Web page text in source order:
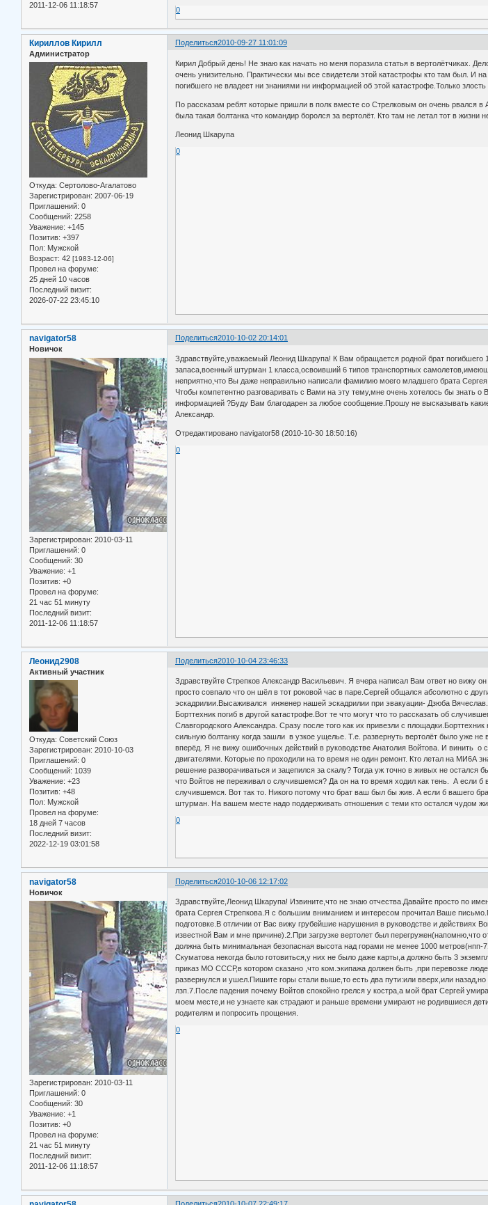
2011-12-06 11:18:57
0
Поделиться2010-09-27 11:01:09
Кириллов Кирилл
Администратор
Откуда: Сертолово-Агалатово
Зарегистрирован: 2007-06-19
Приглашений: 0
Сообщений: 2258
Уважение: +145
Позитив: +397
Пол: Мужской
Возраст: 42 [1983-12-06]
Провел на форуме:
25 дней 10 часов
Последний визит:
2026-07-22 23:45:10
Кирил Добрый день! Не знаю как начать но меня поразила статья в вертолётчиках.
очень унизительно. Практически мы все свидетели этой катастрофы кто там был. И
погибшего не владеет ни знаниями ни информацией об этой катастрофе.Только
По рассказам ребят которые пришли в полк вместе со Стрелковым он очень рвался
была такая болтанка что командир боролся за вертолёт. Кто там не летал тот в жизни
Леонид Шкарупа
0
Поделиться2010-10-02 20:14:01
navigator58
Новичок
Зарегистрирован: 2010-03-11
Приглашений: 0
Сообщений: 30
Уважение: +1
Позитив: +0
Провел на форуме:
21 час 51 минуту
Последний визит:
2011-12-06 11:18:57
Здравствуйте,уважаемый Леонид Шкарупа! К Вам обращается родной брат
запаса,военный штурман 1 класса,освоивший 6 типов транспортных
неприятно,что Вы даже неправильно написали фамилию моего младшего брата Сергея.
Чтобы компетентно разговаривать с Вами на эту тему,мне очень хотелось бы
информацией ?Буду Вам благодарен за любое сообщение.Прошу не высказывать
Александр.
Отредактировано navigator58 (2010-10-30 18:50:16)
0
Поделиться2010-10-04 23:46:33
Леонид2908
Активный участник
Откуда: Советский Союз
Зарегистрирован: 2010-10-03
Приглашений: 0
Сообщений: 1039
Уважение: +23
Позитив: +48
Пол: Мужской
Провел на форуме:
18 дней 7 часов
Последний визит:
2022-12-19 03:01:58
Здравствуйте Стрепков Александр Васильевич. Я вчера написал Вам ответ но вижу
просто совпало что он шёл в тот роковой час в паре.Сергей общался абсолютно с
эскадрилии.Высаживался инженер нашей эскадрилии при эвакуации- Дзюба
Борттехник погиб в другой катастрофе.Вот те что могут что то рассказать об
Славгородского Александра. Сразу после того как их привезли с
сильную болтанку когда зашли в узкое ущелье. Т.е. развернуть вертолёт было уже
вперёд. Я не вижу ошибочных действий в руководстве Анатолия Войтова. И винить
двигателями. Которые по проходили на то время не один ремонт. Кто летал на МИ6А
решение разворачиваться и зацепился за скалу? Тогда уж точно в живых не
что Войтов не переживал о случившемся? Да он на то время ходил как тень. А если
случившемся. Вот так то. Никого потому что брат ваш был бы жив. А если б вашего
штурман. На вашем месте надо поддерживать отношения с теми кто остался чудом
0
Поделиться2010-10-06 12:17:02
navigator58
Новичок
Зарегистрирован: 2010-03-11
Приглашений: 0
Сообщений: 30
Уважение: +1
Позитив: +0
Провел на форуме:
21 час 51 минуту
Последний визит:
2011-12-06 11:18:57
Здравствуйте,Леонид Шкарупа! Извините,что не знаю отчества.Давайте просто по
брата Сергея Стрепкова.Я с большим вниманием и интересом прочитал Ваше
подготовке.В отличии от Вас вижу грубейшие нарушения в руководстве и действиях
известной Вам и мне причине).2.При загрузке вертолет был
должна быть минимальная безопасная высота над горами не менее 1000
Скуматова некогда было готовиться,у них не было даже карты,а должно быть 3
приказ МО СССР,в котором сказано ,что ком.экипажа должен быть ,при перевозке
развернулся и ушел.Пишите горы стали выше,то есть два пути:или вверх,или
лзп.7.После падения почему Войтов спокойно грелся у костра,а мой брат Сергей
моем месте,и не узнаете как страдают и раньше времени умирают не родившиеся
родителям и попросить прощения.
0